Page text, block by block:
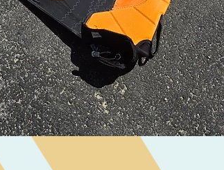
Visualização rápida